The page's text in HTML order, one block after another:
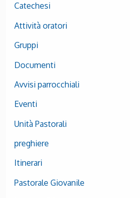
Catechesi
Attività oratori
Gruppi
Documenti
Avvisi parrocchiali
Eventi
Unità Pastorali
preghiere
Itinerari
Pastorale Giovanile